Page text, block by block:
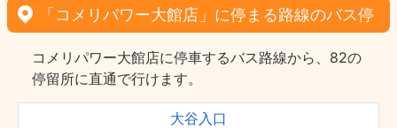
「コメリパワー大館店」に停まる路線のバス停
コメリパワー大館店に停車するバス路線から、82の
停留所に直通で行けます。
大谷入口